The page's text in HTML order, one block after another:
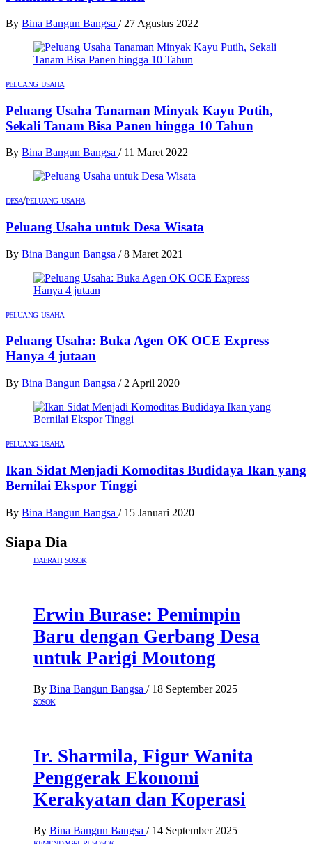
By Bina Bangun Bangsa / 27 Agustus 2022
PELUANG USAHA
Peluang Usaha Tanaman Minyak Kayu Putih,
Sekali Tanam Bisa Panen hingga 10 Tahun
By Bina Bangun Bangsa / 11 Maret 2022
DESA/PELUANG USAHA
Peluang Usaha untuk Desa Wisata
By Bina Bangun Bangsa / 8 Maret 2021
PELUANG USAHA
Peluang Usaha: Buka Agen OK OCE Express
Hanya 4 jutaan
By Bina Bangun Bangsa / 2 April 2020
PELUANG USAHA
Ikan Sidat Menjadi Komoditas Budidaya Ikan yang
Bernilai Ekspor Tinggi
By Bina Bangun Bangsa / 15 Januari 2020
Siapa Dia
DAERAH SOSOK
Erwin Burase: Pemimpin
Baru dengan Gerbang Desa
untuk Parigi Moutong
By Bina Bangun Bangsa / 18 September 2025
SOSOK
Ir. Sharmila, Figur Wanita
Penggerak Ekonomi
Kerakyatan dan Koperasi
By Bina Bangun Bangsa / 14 September 2025